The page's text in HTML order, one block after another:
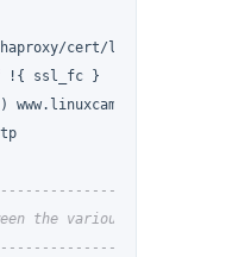
cert/
!{ ssl_fc }
www.linuxcamp.club
the various backends